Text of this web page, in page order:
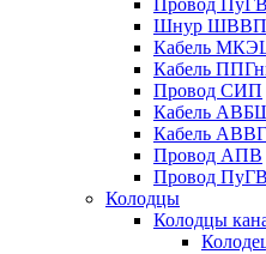
Шнур ШВВП
Кабель
Кабель
Провод СИП
Кабель
Кабель АВВГ
Провод АПВ
Провод
Колодцы
Колодцы